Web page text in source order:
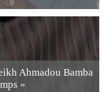
Ahmadou Bamba
»